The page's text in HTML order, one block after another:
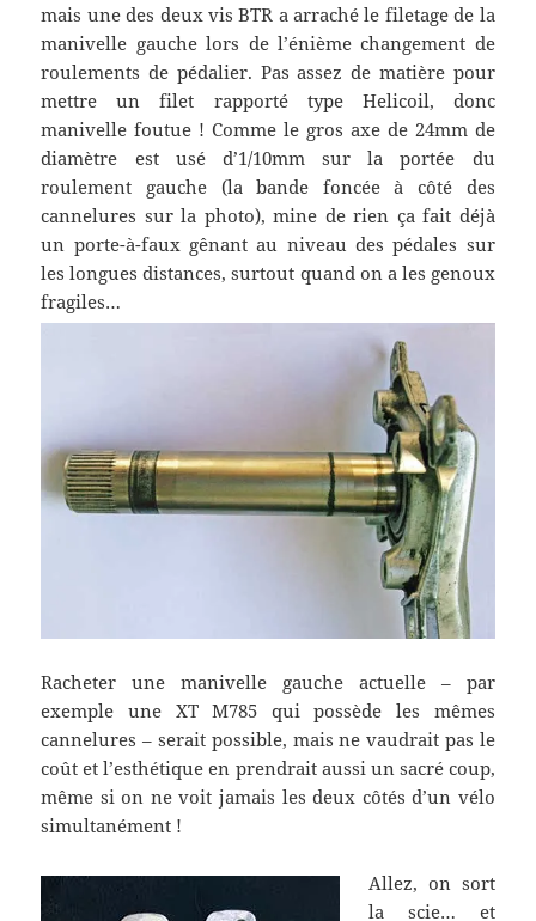
mais une des deux vis BTR a arraché le filetage de la
manivelle gauche lors de l’énième changement de
roulements de pédalier. Pas assez de matière pour
mettre un filet rapporté type Helicoil, donc
manivelle foutue ! Comme le gros axe de 24mm de
diamètre est usé d’1/10mm sur la portée du
roulement gauche (la bande foncée à côté des
cannelures sur la photo), mine de rien ça fait déjà
un porte-à-faux gênant au niveau des pédales sur
les longues distances, surtout quand on a les genoux
fragiles…
Racheter une manivelle gauche actuelle – par
exemple une XT M785 qui possède les mêmes
cannelures – serait possible, mais ne vaudrait pas le
coût et l’esthétique en prendrait aussi un sacré coup,
même si on ne voit jamais les deux côtés d’un vélo
simultanément !
Allez, on sort
la scie… et